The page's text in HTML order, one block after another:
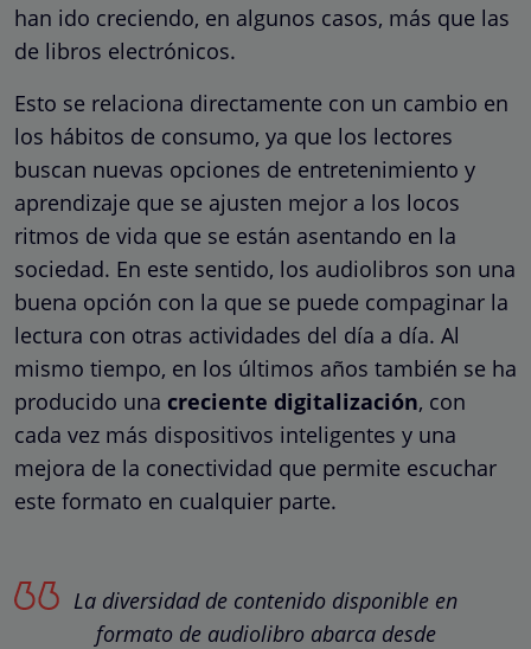
han ido creciendo, en algunos casos, más que las
de libros electrónicos.
Esto se relaciona directamente con un cambio en
los hábitos de consumo, ya que los lectores
buscan nuevas opciones de entretenimiento y
aprendizaje que se ajusten mejor a los locos
ritmos de vida que se están asentando en la
sociedad. En este sentido, los audiolibros son una
buena opción con la que se puede compaginar la
lectura con otras actividades del día a día. Al
mismo tiempo, en los últimos años también se ha
producido una creciente digitalización, con
cada vez más dispositivos inteligentes y una
mejora de la conectividad que permite escuchar
este formato en cualquier parte.
La diversidad de contenido disponible en
formato de audiolibro abarca desde